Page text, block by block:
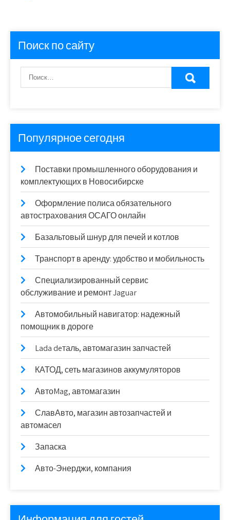
Поиск по сайту
Популярное сегодня
Поставки промышленного оборудования и
комплектующих в Новосибирске
Оформление полиса обязательного
автострахования ОСАГО онлайн
Базальтовый шнур для печей и котлов
Транспорт в аренду: удобство и мобильность
Специализированный сервис
обслуживание и ремонт Jaguar
Автомобильный навигатор: надежный
помощник в дороге
Lada deталь, автомагазин запчастей
КАТОД, сеть магазинов аккумуляторов
АвтоMag, автомагазин
СлавАвто, магазин автозапчастей и
автомасел
Запаска
Авто-Энерджи, компания